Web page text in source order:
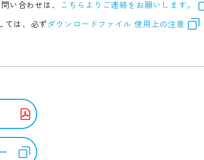
い合わせは、
こちらよりご連絡をお願いします。
ては、必ずダウンロードファイル 使用上の注意